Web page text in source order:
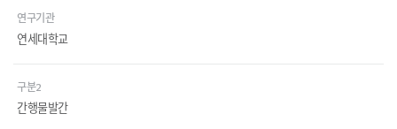
연구기관
연세대학교
구분2
간행물발간